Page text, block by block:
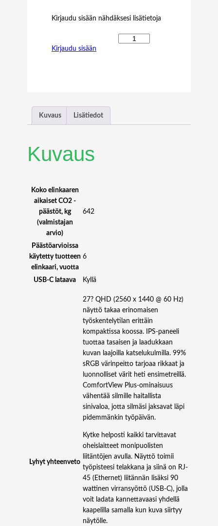
Kirjaudu sisään nähdäksesi lisätietoja
7
I
O
U
S
9
0
W
J
-
4
5
m
ä
ä
r
Kirjaudu sisään
Kuvaus Lisätiedot
Kuvaus
Koko elinkaaren
aikaiset CO2 -
päästöt, kg
(valmistajan
arvio)
642
Päästöarvioissa
käytetty tuotteen
elinkaari, vuotta
6
USB-C lataava Kyllä
Lyhyt yhteenveto
27? QHD (2560 x 1440 @ 60 Hz)
näyttö takaa erinomaisen
työskentelytilan erittäin
kompaktissa koossa. IPS-paneeli
tuottaa tasaisen ja laadukkaan
kuvan laajoilla katselukulmilla. 99%
sRGB värinpeitto tarjoaa rikkaat ja
luonnolliset värit heti ensimetreillä.
ComfortView Plus-ominaisuus
vähentää silmille haitallista
sinivaloa, jotta silmäsi jaksavat läpi
pidemmänkin työpäivän.
Kytke helposti kaikki tarvittavat
oheislaitteet monipuolisten
liitäntöjen avulla. Näyttö toimii
työpisteesi telakkana ja siinä on RJ-
45 (Ethernet) liitännän lisäksi 90
wattinen virransyöttö (USB-C), jolla
voit ladata kannettavaasi yhdellä
kaapelilla samalla kun kuva siirtyy
näytölle.